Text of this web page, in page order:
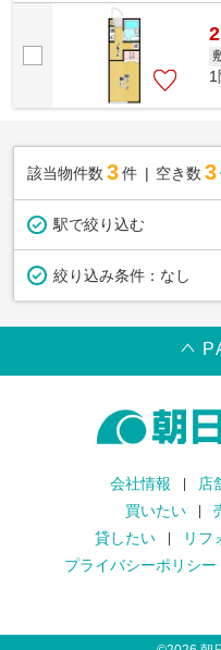
該当物件数 3件 空き数 3
駅で絞り込む
絞り込み条件： なし
会社情報 店
買いたい
貸したい
リフ
プライバシーポリシー